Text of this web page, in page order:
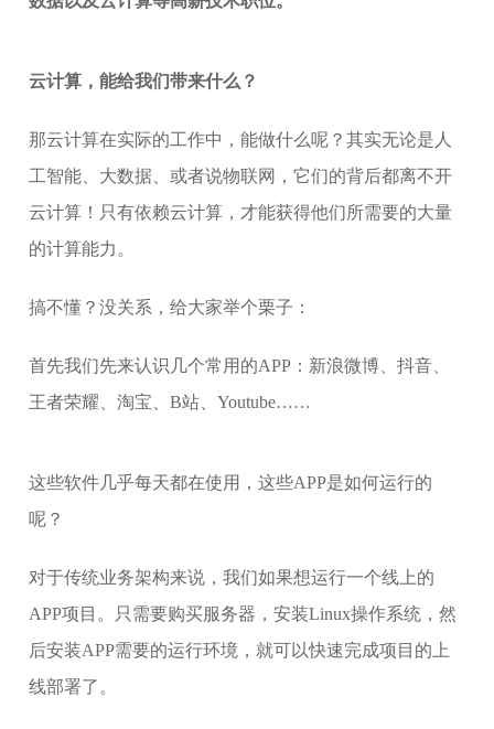
云计算，能给我们带来什么？
那云计算在实际的工作中，能做什么呢？其实无论是人
工智能、大数据、或者说物联网，它们的背后都离不开
云计算！只有依赖云计算，才能获得他们所需要的大量
的计算能力。
搞不懂？没关系，给大家举个栗子：
首先我们先来认识几个常用的APP：新浪微博、抖音、
王者荣耀、淘宝、B站、Youtube……
这些软件几乎每天都在使用，这些APP是如何运行的
呢？
对于传统业务架构来说，我们如果想运行一个线上的
APP项目。只需要购买服务器，安装Linux操作系统，然
后安装APP需要的运行环境，就可以快速完成项目的上
线部署了。